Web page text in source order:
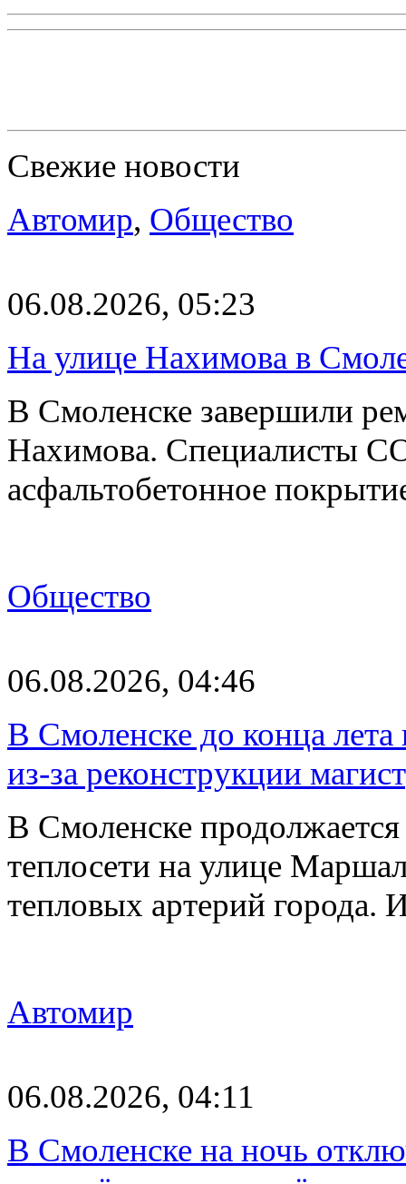
Свежие новости
Автомир, Общество
06.08.2026, 05:23
На улице Нахимова в
В Смоленске завершили
Нахимова. Специалисты
асфальтобетонное
Общество
06.08.2026, 04:46
В Смоленске до конца
из-за реконструкции
В Смоленске
теплосети на улице
тепловых артерий
Автомир
06.08.2026, 04:11
В Смоленске на ночь